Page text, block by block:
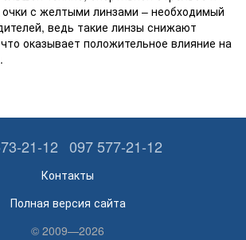
с желтыми линзами – необходимый
ведь такие линзы снижают
оказывает положительное влияние на
21-12 097 577-21-12
Контакты
Полная версия сайта
© 2009—2026